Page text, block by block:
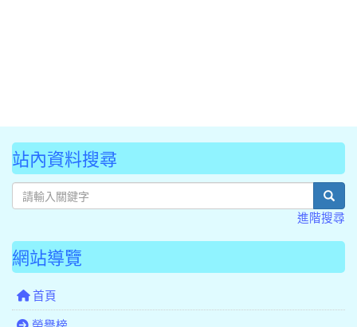
站內資料搜尋
進階搜尋
網站導覽
首頁